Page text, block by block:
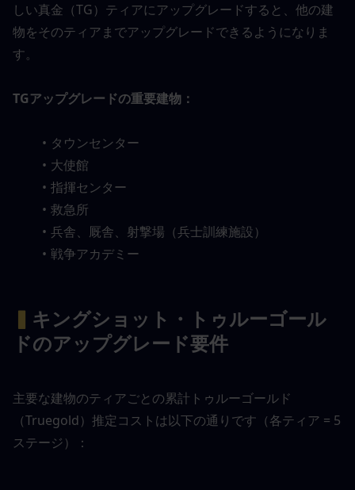
しい真金（TG）ティアにアップグレードすると、他の建
物をそのティアまでアップグレードできるようになりま
す。
TGアップグレードの重要建物：
タウンセンター
大使館
指揮センター
救急所
兵舎、厩舎、射撃場（兵士訓練施設）
戦争アカデミー
▍ キングショット・トゥルーゴール
ドのアップグレード要件
主要な建物のティアごとの累計トゥルーゴールド
（Truegold）推定コストは以下の通りです（各ティア = 5
ステージ）：